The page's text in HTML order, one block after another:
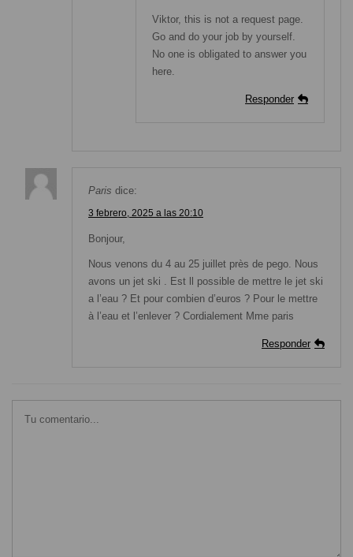
Viktor, this is not a request page.
Go and do your job by yourself.
No one is obligated to answer you
here.
Responder
Paris dice:
3 febrero, 2025 a las 20:10
Bonjour,
Nous venons du 4 au 25 juillet près de pego. Nous
avons un jet ski . Est ll possible de mettre le jet ski
a l’eau ? Et pour combien d’euros ? Pour le mettre
à l’eau et l’enlever ? Cordialement Mme paris
Responder